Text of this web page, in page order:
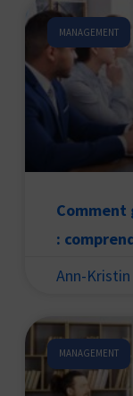
MANAGEMENT
Comment
:
Ann-
MANAGEMENT